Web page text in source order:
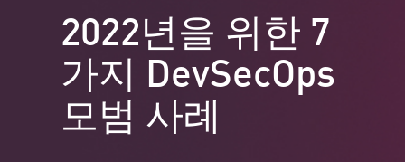
2022년을 위한 7
가지 DevSecOps
모범 사례